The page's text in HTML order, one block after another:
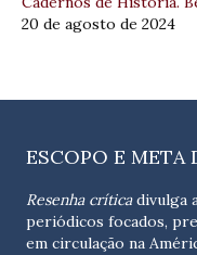
20 de agosto de 2024
ESCOPO E META
Resenha críticadivulga
periódicos focados,
em circulação na